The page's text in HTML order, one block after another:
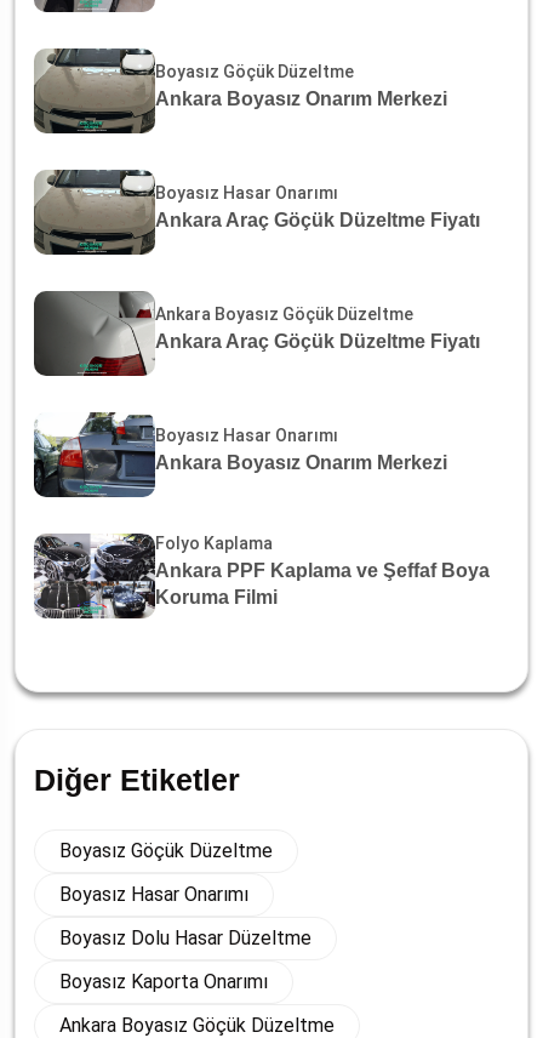
Boyasız Göçük Düzeltme
Ankara Boyasız Onarım Merkezi
Boyasız Hasar Onarımı
Ankara Araç Göçük Düzeltme Fiyatı
Ankara Boyasız Göçük Düzeltme
Ankara Araç Göçük Düzeltme Fiyatı
Boyasız Hasar Onarımı
Ankara Boyasız Onarım Merkezi
Folyo Kaplama
Ankara PPF Kaplama ve Şeffaf Boya
Koruma Filmi
Diğer Etiketler
Boyasız Göçük Düzeltme
Boyasız Hasar Onarımı
Boyasız Dolu Hasar Düzeltme
Boyasız Kaporta Onarımı
Ankara Boyasız Göçük Düzeltme